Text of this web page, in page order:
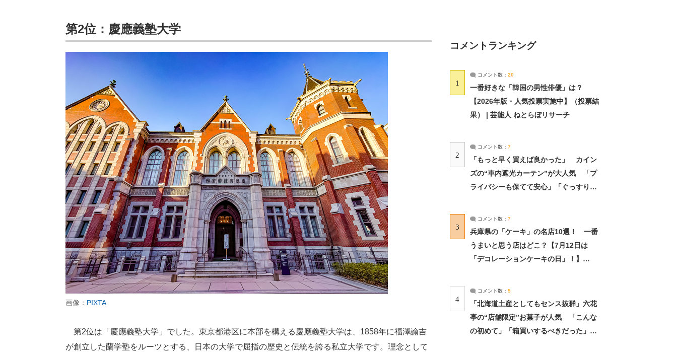
第2位：慶應義塾大学
画像： PIXTA
第2位は「慶應義塾大学」でした。東京都港区に本部を構える慶應義塾大学は、1858年に福澤諭吉
が創立した蘭学塾をルーツとする、日本の大学で屈指の歴史と伝統を誇る私立大学です。理念として
コメントランキング
1
コメント数： 20
一番好きな「韓国の男性俳優」は？
【2026年版・人気投票実施中】（投票結
果） | 芸能人 ねとらぼリサーチ
2
コメント数： 7
「もっと早く買えば良かった」 カイン
ズの“車内遮光カーテン”が大人気 「プ
ライバシーも保てて安心」「ぐっすり眠
3
コメント数： 7
兵庫県の「ケーキ」の名店10選！ 一番
うまいと思う店はどこ？【7月12日は
「デコレーションケーキの日」！】
4
コメント数： 5
「北海道土産としてもセンス抜群」六花
亭の“店舗限定”お菓子が人気 「こんな
の初めて」「箱買いするべきだった」